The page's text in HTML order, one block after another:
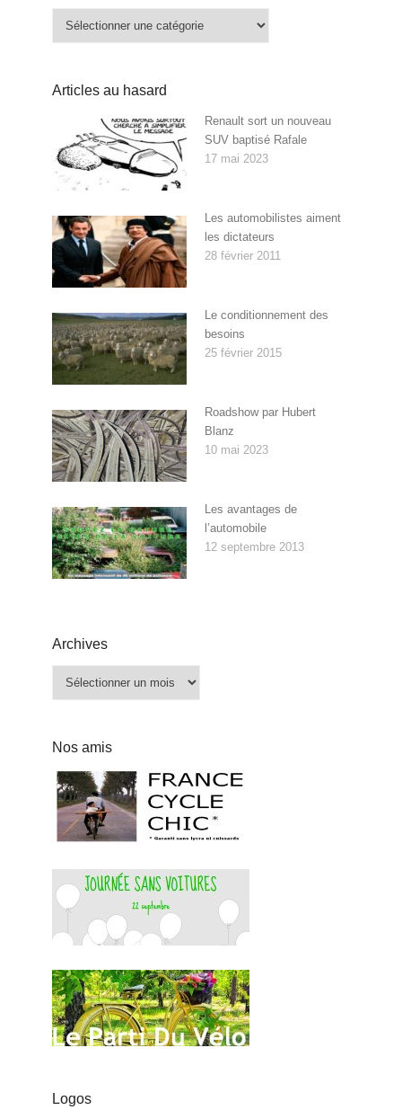
Articles au hasard
Renault sort un nouveau
SUV baptisé Rafale
17 mai 2023
Les automobilistes aiment
les dictateurs
28 février 2011
Le conditionnement des
besoins
25 février 2015
Roadshow par Hubert
Blanz
10 mai 2023
Les avantages de
l’automobile
12 septembre 2013
Archives
Nos amis
Logos